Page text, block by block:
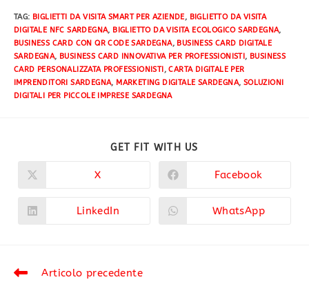
TAG: BIGLIETTI DA VISITA SMART PER AZIENDE, BIGLIETTO DA VISITA
DIGITALE NFC SARDEGNA, BIGLIETTO DA VISITA ECOLOGICO SARDEGNA,
BUSINESS CARD CON QR CODE SARDEGNA, BUSINESS CARD DIGITALE
SARDEGNA, BUSINESS CARD INNOVATIVA PER PROFESSIONISTI, BUSINESS
CARD PERSONALIZZATA PROFESSIONISTI, CARTA DIGITALE PER
IMPRENDITORI SARDEGNA, MARKETING DIGITALE SARDEGNA, SOLUZIONI
DIGITALI PER PICCOLE IMPRESE SARDEGNA
GET FIT WITH US
X Facebook
LinkedIn WhatsApp
Articolo precedente